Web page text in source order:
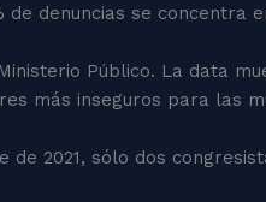
denuncias se concentra
Público. La data
más inseguros para las
2021, sólo dos